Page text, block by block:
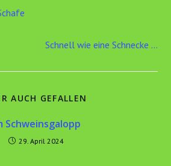
Schnell wie eine Schnecke …
AUCH GEFALLEN
Schweinsgalopp
29. April 2024